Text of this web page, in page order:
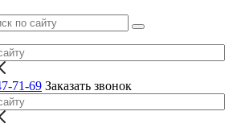
71-69 Заказать звонок